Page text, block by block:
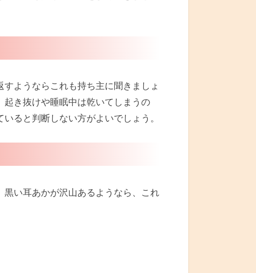
ようならこれも持ち主に聞きましょ
起き抜けや睡眠中は乾いてしまうの
ると判断しない方がよいでしょう。
い耳あかが沢山あるようなら、これ